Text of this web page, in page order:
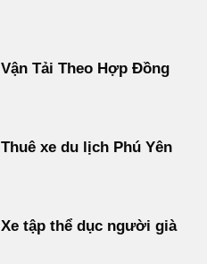
Vận Tải Theo Hợp Đồng
Thuê xe du lịch Phú Yên
Xe tập thể dục người già